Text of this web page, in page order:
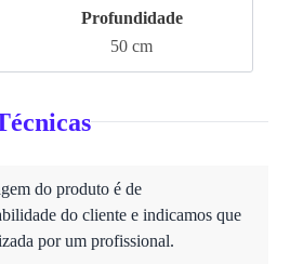
Profundidade
50 cm
do produto é de
do cliente e indicamos que
por um profissional.